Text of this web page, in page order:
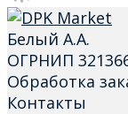
Белый А.А.
ОГРНИП
Обработка
Контакты